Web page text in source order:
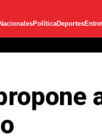
NacionalesPolíticaDeportes